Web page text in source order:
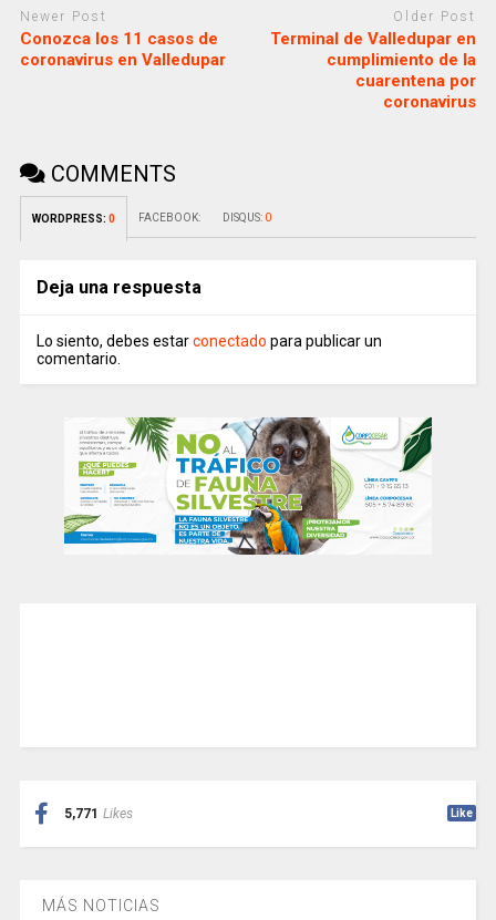
Newer Post
Conozca los 11 casos de
coronavirus en Valledupar
Older Post
Terminal de Valledupar en
cumplimiento de la
cuarentena por
coronavirus
COMMENTS
WORDPRESS: 0 FACEBOOK: DISQUS: 0
Deja una respuesta
Lo siento, debes estarconectado para publicar un
comentario.
5,771 Likes Like
MÁS NOTICIAS